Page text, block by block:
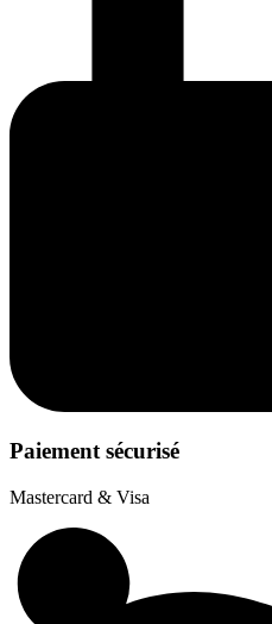
Paiement sécurisé
Mastercard & Visa